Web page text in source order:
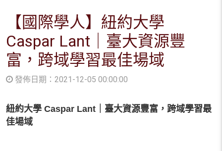
【國際學人】紐約大學
Caspar Lant｜臺大資源豐
富，跨域學習最佳場域
發佈日期：2021-12-05 00:00:00
紐約大學 Caspar Lant｜臺大資源豐富，跨域學習最
佳場域